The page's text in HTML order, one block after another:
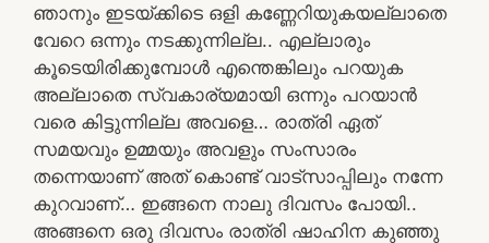
ഞാനും ഇടയ്ക്കിടെ ഒളി കണ്ണേറിയുകയല്ലാതെ
വേറെ ഒന്നും നടക്കുന്നില്ല.. എല്ലാരും
കൂടെയിരിക്കുമ്പോൾ എന്തെങ്കിലും പറയുക
അല്ലാതെ സ്വകാര്യമായി ഒന്നും പറയാൻ
വരെ കിട്ടുന്നില്ല അവളെ… രാത്രി ഏത്
സമയവും ഉമ്മയും അവളും സംസാരം
തന്നെയാണ് അത് കൊണ്ട് വാട്സാപ്പിലും നന്നേ
കുറവാണ്… ഇങ്ങനെ നാലു ദിവസം പോയി..
അങ്ങനെ ഒരു ദിവസം രാത്രി ഷാഹിന കുഞ്ഞു